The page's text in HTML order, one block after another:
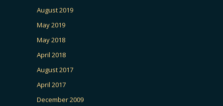
August 2019
May 2019
May 2018
April 2018
August 2017
April 2017
December 2009